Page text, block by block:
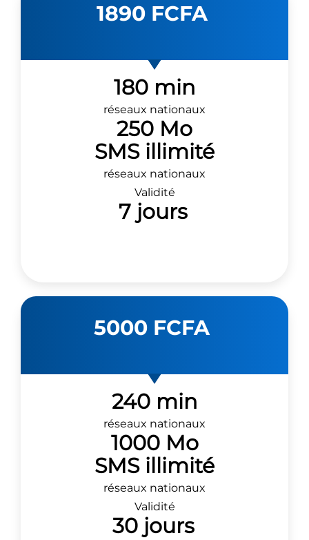
1890 FCFA
180 min
réseaux nationaux
250 Mo
SMS illimité
réseaux nationaux
Validité
7 jours
5000 FCFA
240 min
réseaux nationaux
1000 Mo
SMS illimité
réseaux nationaux
Validité
30 jours